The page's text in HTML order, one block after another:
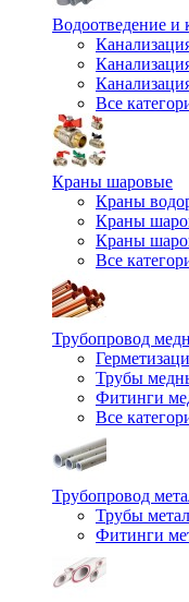
Водоотведение и
Все
Краны шаровые
Краны
Краны
Краны
Все
Трубопровод
Трубы
Фитинги
Все
Трубопровод
Трубы
Фитинги